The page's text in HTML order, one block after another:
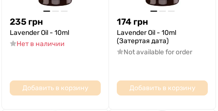
235 грн
Lavender Oil - 10ml
Нет в наличии
Добавить в корзину
174 грн
Lavender Oil - 10ml
(Затертая дата)
Not available for order
Добавить в корзину